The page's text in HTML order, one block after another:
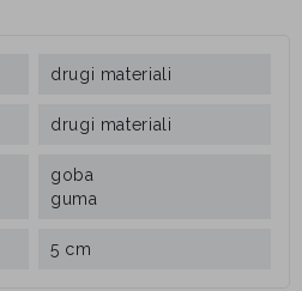
drugi materiali
drugi materiali
goba
guma
5 cm